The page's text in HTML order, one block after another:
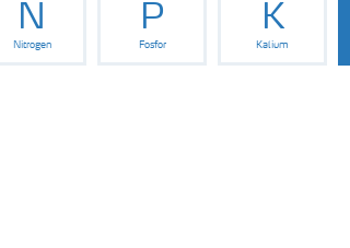
N
Nitrogen
P
Fosfor
K
Kalium